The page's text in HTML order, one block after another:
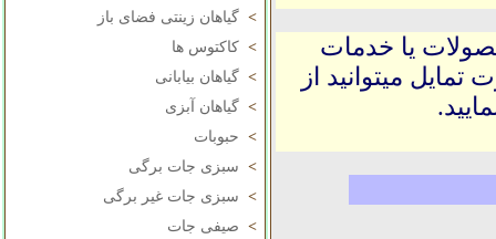
> گیاهان زینتی فضای باز
> کاکتوس ها
> گیاهان بیابانی
> گیاهان آبزی
> حبوبات
> سبزی جات برگی
> سبزی جات غیر برگی
> صیفی جات
یا خدمات
میتوانید از